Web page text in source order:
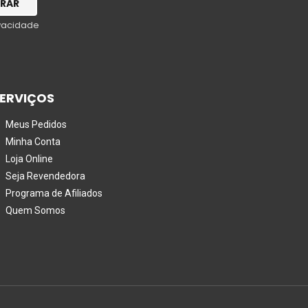
Meus Pedidos
Minha Conta
Loja Online
Seja Revendedora
Programa de Afiliados
Quem Somos